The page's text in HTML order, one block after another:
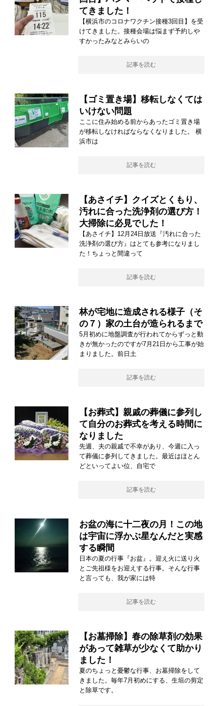
てきました！
【横浜市のコロナワクチン接種3回目】を受
けてきました。接種会場は悩まず予約しや
すかったみなとみらいの
記事を読む
【ゴミ置き場】移転しなくては
いけない問題
ここに住み始める前からあったゴミ置き場
が移転しなければならなくなりました。 横
浜市は
記事を読む
【あさイチ】クイズとくもり、
汚れに合った洗浄剤の選び方！
大掃除に必見でした！
【あさイチ】12月24日放送『汚れに合った
洗浄剤の選び方』はとても参考になりまし
た！ちょっと間違って
記事を読む
林が宅地に造成される様子（そ
の７）家の土台が造られるまで
5月初めに地盤調査が行われてからずっと動
きが無かったのですが7月21日から工事が始
まりました。前日土
記事を読む
【お葬式】親戚の葬儀に参列し
て自分のお葬式を考える時間に
なりました
先週、夫の親戚で不幸があり、今週に入っ
て葬儀に参列してきました。最近はほとん
どといってよい位、自宅で
記事を読む
お盆の海に十二夜の月！この地
は宇宙に浮かぶ星なんだと実感
する瞬間
日本の夏の行事『お盆』。迎え火に送り火
とご先祖様をお迎えする行事。そんな行事
と言っても、我が家には特
記事を読む
【お墓掃除】春の除草剤の効果
があって雑草が少なくて助かり
ました！
夏のちょっと憂鬱な行事、お墓掃除をして
きました。毎年7月初めにする、生垣の剪定
と除草です。